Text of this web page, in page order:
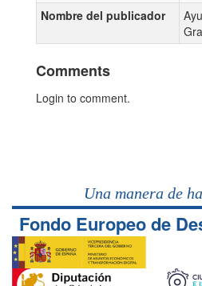
Nombre del publicador
Comments
Login to comment.
Una manera de
Fondo Europeo de